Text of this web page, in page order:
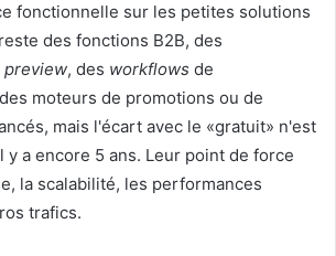
fonctionnelle sur les petites solutions
des fonctions B2B, des
preview, des workflows de
moteurs de promotions ou de
mais l'écart avec le «gratuit» n'est
y a encore 5 ans. Leur point de force
la scalabilité, les performances
trafics.